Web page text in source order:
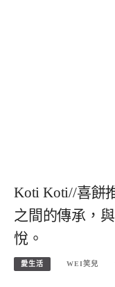
Koti Koti//喜餅
之間的傳承，
悅。
愛生活 WEI笑兒